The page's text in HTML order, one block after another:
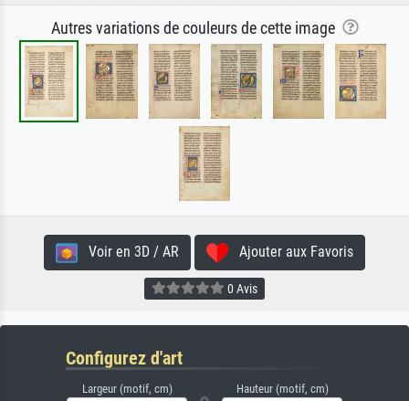
Autres variations de couleurs de cette image
Voir en 3D / AR Ajouter aux Favoris
0 Avis
Configurez d'art
Largeur (motif, cm) Hauteur (motif, cm)